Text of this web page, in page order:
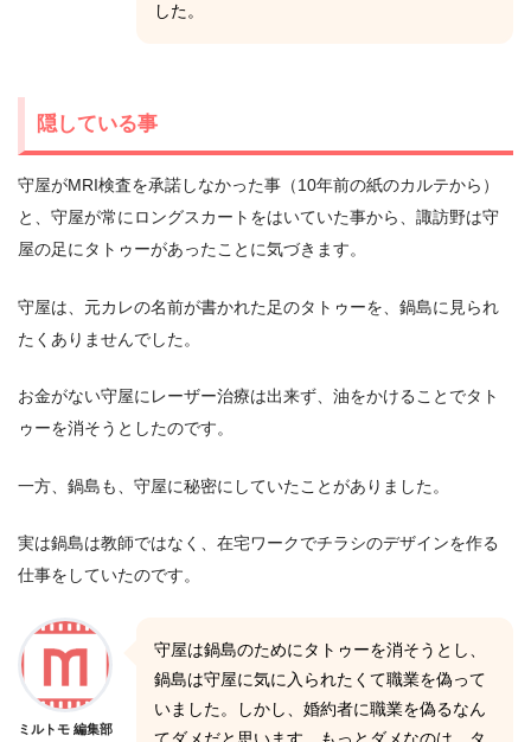
した。
隠している事
守屋がMRI検査を承諾しなかった事（10年前の紙のカルテから）
と、守屋が常にロングスカートをはいていた事から、諏訪野は守
屋の足にタトゥーがあったことに気づきます。
守屋は、元カレの名前が書かれた足のタトゥーを、鍋島に見られ
たくありませんでした。
お金がない守屋にレーザー治療は出来ず、油をかけることでタト
ゥーを消そうとしたのです。
一方、鍋島も、守屋に秘密にしていたことがありました。
実は鍋島は教師ではなく、在宅ワークでチラシのデザインを作る
仕事をしていたのです。
ミルトモ 編集部
守屋は鍋島のためにタトゥーを消そうとし、
鍋島は守屋に気に入られたくて職業を偽って
いました。しかし、婚約者に職業を偽るなん